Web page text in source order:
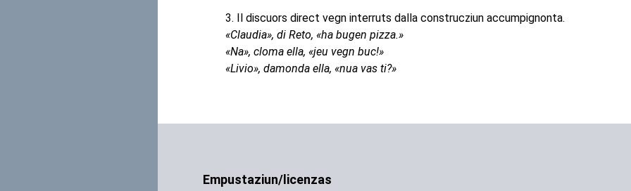
3. Il discuors direct vegn interruts dalla construcziun accumpignonta.
«Claudia», di Reto, «ha bugen pizza.»
«Na», cloma ella, «jeu vegn buc!»
«Livio», damonda ella, «nua vas ti?»
Empustaziun/licenzas